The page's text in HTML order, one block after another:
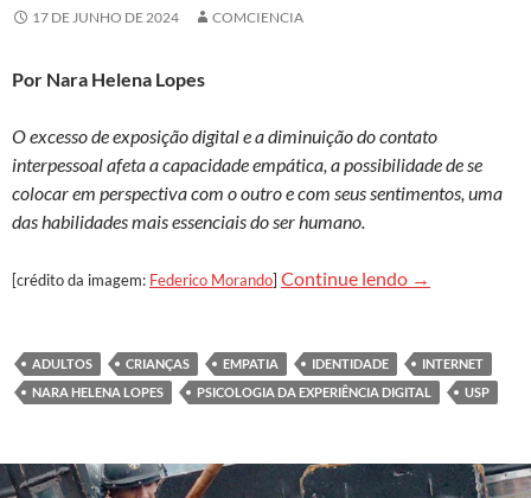
17 DE JUNHO DE 2024 COMCIENCIA
Por Nara Helena Lopes
O excesso de exposição digital e a diminuição do contato
interpessoal afeta a capacidade empática, a possibilidade de se
colocar em perspectiva com o outro e com seus sentimentos, uma
das habilidades mais essenciais do ser humano.
[crédito da imagem: Federico Morando] Continue lendo Saúde mental
→
ADULTOS CRIANÇAS EMPATIA IDENTIDADE
INTERNET
NARA HELENA LOPES
PSICOLOGIA DA EXPERIÊNCIA DIGITAL USP